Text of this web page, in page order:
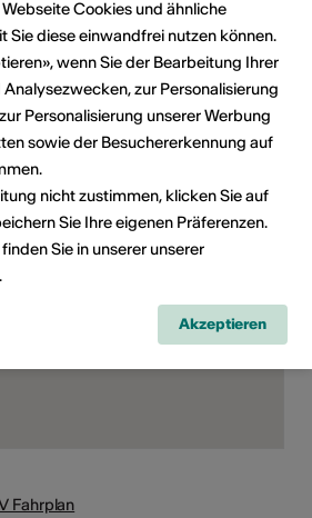
Für alle
Zielpublikum
Speziell für Kinder
Fahrplan
Cookies und ähnliche
Sie diese einwandfrei nutzen können.
wenn Sie der Bearbeitung Ihrer
zur Personalisierung
Personalisierung unserer Werbung
sowie der Besuchererkennung auf
nicht zustimmen, klicken Sie auf
Sie Ihre eigenen Präferenzen.
Sie in unserer unserer
.
Akzeptieren